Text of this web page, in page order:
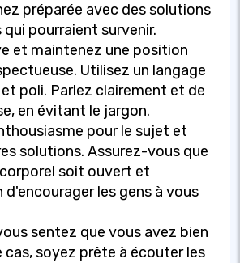
préparée avec des solutions
pourraient survenir.
et maintenez une position
Utilisez un langage
poli. Parlez clairement et de
en évitant le jargon.
pour le sujet et
solutions. Assurez-vous que
soit ouvert et
d'encourager les gens à vous
sentez que vous avez bien
soyez prête à écouter les